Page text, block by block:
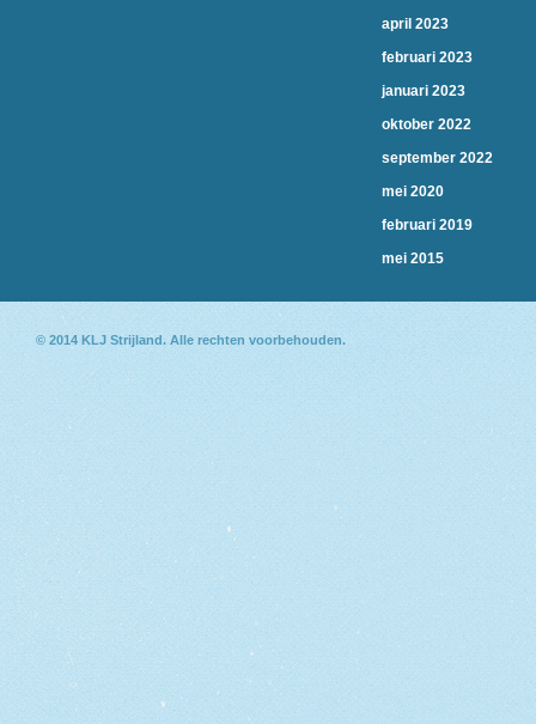
april 2023
februari 2023
januari 2023
oktober 2022
september 2022
mei 2020
februari 2019
mei 2015
© 2014 KLJ Strijland. Alle rechten voorbehouden.